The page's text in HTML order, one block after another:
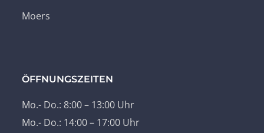
Moers
ÖFFNUNGSZEITEN
Mo.- Do.: 8:00 – 13:00 Uhr
Mo.- Do.: 14:00 – 17:00 Uhr